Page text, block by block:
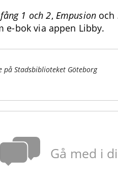
1 och 2, Empusion och
e-bok via appen Libby.
på Stadsbiblioteket Göteborg
Gå med i